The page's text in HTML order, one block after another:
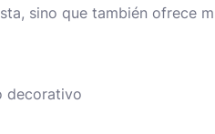
sino que también ofrece
decorativo